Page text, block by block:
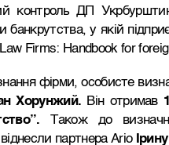
контроль ДП
банкрутства, у якій
Firms: Handbook for
фірми, особисте
Хорунжий. Він отримав
Також до
партнера Ario